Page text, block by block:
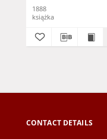
1888
książka
CONTACT DETAILS